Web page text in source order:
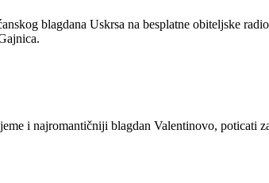
blagdana Uskrsa na besplatne obiteljske
i najromantičniji blagdan Valentinovo, poticati